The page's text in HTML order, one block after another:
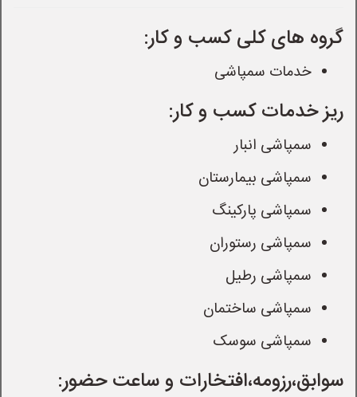
گروه های کلی کسب و کار:
خدمات سمپاشی
ریز خدمات کسب و کار:
سمپاشی انبار
سمپاشی بیمارستان
سمپاشی پارکینگ
سمپاشی رستوران
سمپاشی رطیل
سمپاشی ساختمان
سمپاشی سوسک
سوابق،رزومه،افتخارات و ساعت حضور: